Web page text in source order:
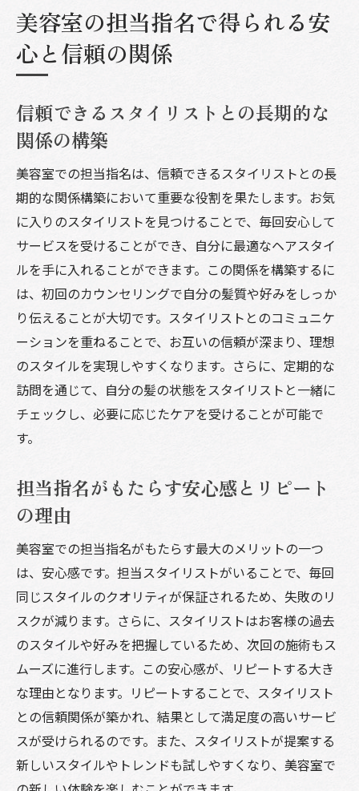
安心のために知っておくべきスタイリスト
の選び方
美容室でのストレスフリーなサービス体験
信頼を築くためのコミュニケーションの重
要性
理想のヘアスタイルを実現するための美容室の
選び方
口コミを活用した美容室の賢い選び方
スタイリストの技術とセンスを見極める方
法
初めての美容室訪問で失敗しないポイント
自分に合ったスタイリストを見つけるプロ
セス
理想のスタイルを叶えるための事前準備
美容室選びで後悔しないためのチェックリ
スト
めよう
信頼できる口コミの見分け方と活用法
口コミからわかるスタイリストの技術と人
柄
レビューを基にしたスタイリストの比較方
法
実際の利用者から学ぶ美容室選びのコツ
口コミが示す美容室のトレンドと選び方
担当指名がもたらすコミュニケーションのスム
ーズさ
担当指名で得られるコミュニケーションの
美容室の担当指名で得られる安
心と信頼の関係
信頼できるスタイリストとの長期的な
関係の構築
美容室での担当指名は、信頼できるスタイリストとの長
期的な関係構築において重要な役割を果たします。お気
に入りのスタイリストを見つけることで、毎回安心して
サービスを受けることができ、自分に最適なヘアスタイ
ルを手に入れることができます。この関係を構築するに
は、初回のカウンセリングで自分の髪質や好みをしっか
り伝えることが大切です。スタイリストとのコミュニケ
ーションを重ねることで、お互いの信頼が深まり、理想
のスタイルを実現しやすくなります。さらに、定期的な
訪問を通じて、自分の髪の状態をスタイリストと一緒に
チェックし、必要に応じたケアを受けることが可能で
す。
担当指名がもたらす安心感とリピート
の理由
美容室での担当指名がもたらす最大のメリットの一つ
は、安心感です。担当スタイリストがいることで、毎回
同じスタイルのクオリティが保証されるため、失敗のリ
スクが減ります。さらに、スタイリストはお客様の過去
のスタイルや好みを把握しているため、次回の施術もス
ムーズに進行します。この安心感が、リピートする大き
な理由となります。リピートすることで、スタイリスト
との信頼関係が築かれ、結果として満足度の高いサービ
スが受けられるのです。また、スタイリストが提案する
新しいスタイルやトレンドも試しやすくなり、美容室で